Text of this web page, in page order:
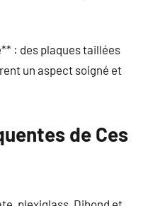
: des plaques taillées
un aspect soigné et
de Ces